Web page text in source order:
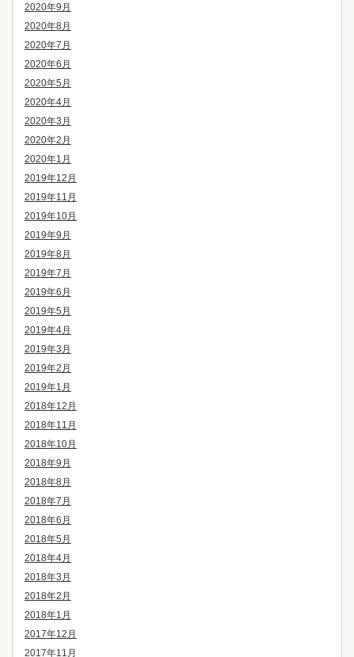
2020年9月
2020年8月
2020年7月
2020年6月
2020年5月
2020年4月
2020年3月
2020年2月
2020年1月
2019年12月
2019年11月
2019年10月
2019年9月
2019年8月
2019年7月
2019年6月
2019年5月
2019年4月
2019年3月
2019年2月
2019年1月
2018年12月
2018年11月
2018年10月
2018年9月
2018年8月
2018年7月
2018年6月
2018年5月
2018年4月
2018年3月
2018年2月
2018年1月
2017年12月
2017年11月